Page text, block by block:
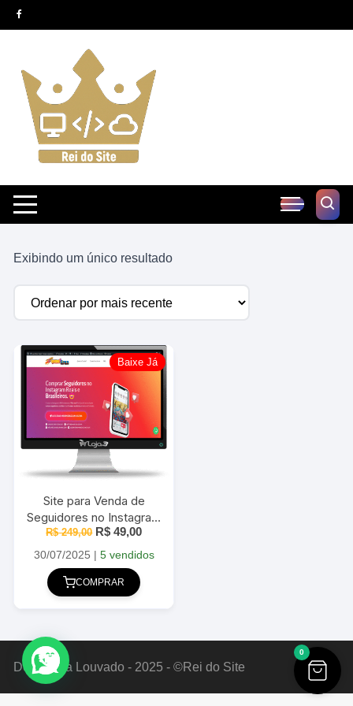
Pular
para
conteúdo
Exibindo um único resultado
Baixe Já
Site para Venda de
Seguidores no Instagram
2025 Administrável
R$249,00 O
original
era:
R$ 249,00.
R$ 49,00O
atual
30/07/2025 | 5 vendidos
COMPRAR
Deus Seja Louvado - 2025 - ©Rei do Site
0